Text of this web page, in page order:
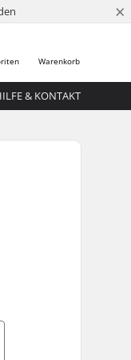
×
Warenkorb
& KONTAKT